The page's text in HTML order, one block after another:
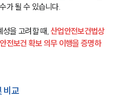
가 될 수 있습니다.
을 고려할 때, 산업안전보건법상
전보건 확보 의무 이행을 증명하
비교